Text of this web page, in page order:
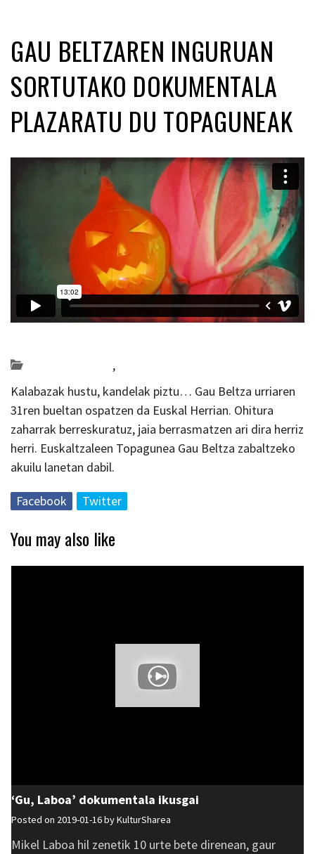
GAU BELTZAREN INGURUAN
SORTUTAKO DOKUMENTALA
PLAZARATU DU TOPAGUNEAK
,
Kalabazak hustu, kandelak piztu… Gau Beltza urriaren
31ren bueltan ospatzen da Euskal Herrian. Ohitura
zaharrak berreskuratuz, jaia berrasmatzen ari dira herriz
herri. Euskaltzaleen Topagunea Gau Beltza zabaltzeko
akuilu lanetan dabil.
Facebook Twitter
You may also like
‘Gu, Laboa’ dokumentala ikusgai
Posted on 2019-01-16 byKulturSharea
Mikel Laboa hil zenetik 10 urte bete direnean, gaur